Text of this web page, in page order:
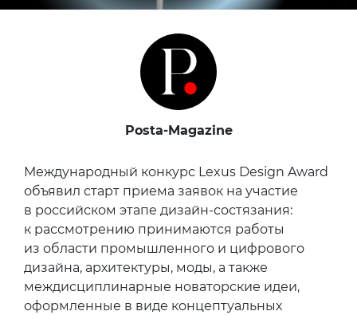
Posta-Magazine
Международный конкурс Lexus Design Award
объявил старт приема заявок на участие
в российском этапе дизайн-состязания:
к рассмотрению принимаются работы
из области промышленного и цифрового
дизайна, архитектуры, моды, а также
междисциплинарные новаторские идеи,
оформленные в виде концептуальных